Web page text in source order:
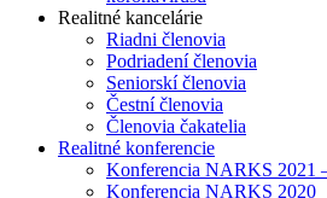
Realitné kancelárie
Riadni členovia
Podriadení členovia
Seniorskí členovia
Čestní členovia
Členovia čakatelia
Realitné konferencie
Konferencia NARKS 2021
Konferencia NARKS 2020